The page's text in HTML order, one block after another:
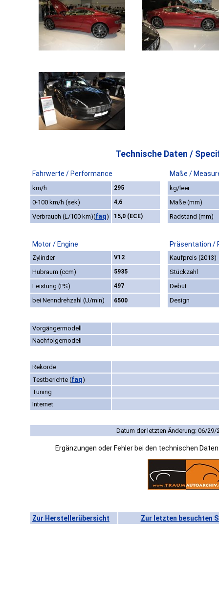
Technische Daten /
Fahrwerte / Performance Maße /
km/h 295
kg/leer
0-100 km/h (sek)
4,6
Maße (mm)
Verbrauch (L/100 km)(faq) 15,0 (ECE) Radstand (mm)
Motor / Engine Präsentation /
Zylinder V12
Kaufpreis (2013)
Hubraum (ccm)
5935
Stückzahl
Leistung (PS)
497
Debüt
bei Nenndrehzahl (U/min)
6500 Design
Vorgängermodell
Nachfolgemodell
Rekorde
Testberichte (faq)
Tuning
Internet
Datum der letzten Änderung: 06/29/
Ergänzungen oder Fehler bei den technischen
Zur Herstellerübersicht Zur letzten besuchten